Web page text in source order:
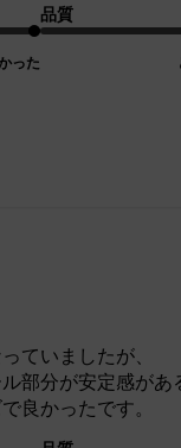
った
品質
ていましたが、
部分が安定感があ
良かったです。